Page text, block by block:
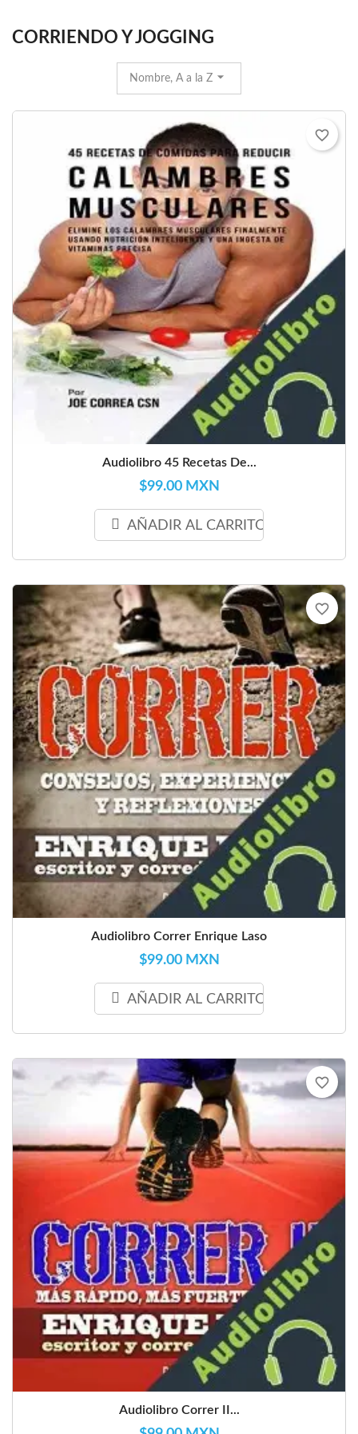
CORRIENDO Y JOGGING
Nombre, A a la Z
Audiolibro 45 Recetas De...
$99.00 MXN
AÑADIR AL CARRITO
favorite_border
Audiolibro Correr Enrique Laso
$99.00 MXN
AÑADIR AL CARRITO
favorite_border
Audiolibro Correr II...
favorite_border